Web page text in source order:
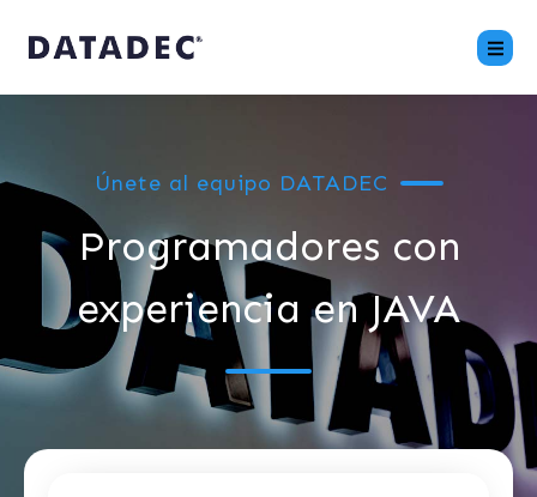
Únete al equipo DATADEC
Programadores con
experiencia en JAVA